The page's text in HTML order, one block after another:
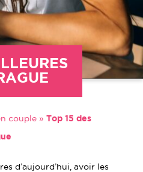
couple » Top 15 des
d’aujourd’hui, avoir les